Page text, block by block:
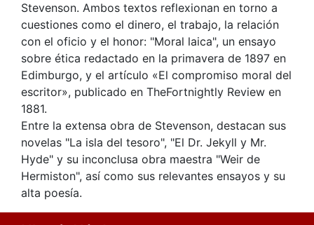
Stevenson. Ambos textos reflexionan en torno a
cuestiones como el dinero, el trabajo, la relación
con el oficio y el honor: "Moral laica", un ensayo
sobre ética redactado en la primavera de 1897 en
Edimburgo, y el artículo «El compromiso moral del
escritor», publicado en TheFortnightly Review en
1881.
Entre la extensa obra de Stevenson, destacan sus
novelas "La isla del tesoro", "El Dr. Jekyll y Mr.
Hyde" y su inconclusa obra maestra "Weir de
Hermiston", así como sus relevantes ensayos y su
alta poesía.